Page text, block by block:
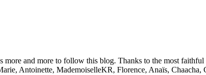
and more to follow this blog. Thanks to the most
Antoinette, MademoiselleKR, Florence, Anaïs,